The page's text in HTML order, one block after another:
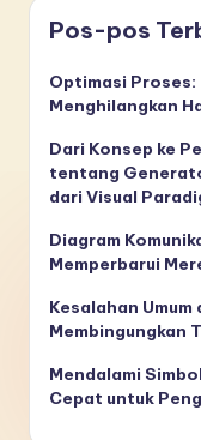
Pos-pos
Optimasi
Menghilangkan
Dari Konsep ke
tentang
dari Visual
Diagram
Memperbarui
Kesalahan
Membingungkan
Mendalami
Cepat untuk